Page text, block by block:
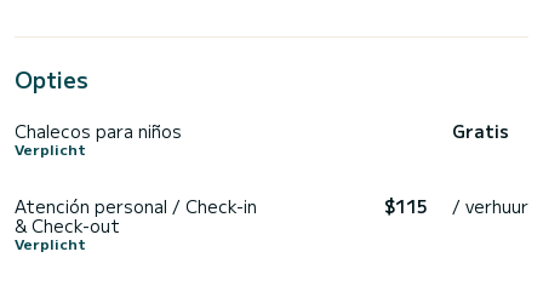
Opties
Chalecos para niños
Verplicht
Gratis
Atención personal / Check-in
& Check-out
Verplicht
$115 / verhuur